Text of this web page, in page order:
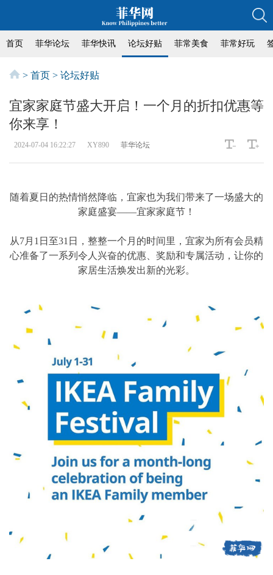
首页 菲华论坛 菲华快讯 论坛好贴 菲常美食 菲常好玩
> 首页 > 论坛好贴
宜家家庭节盛大开启！一个月的折扣优惠等
你来享！
2024-07-04 16:22:27 XY890 菲华论坛
随着夏日的热情悄然降临，宜家也为我们带来了一场盛大的
家庭盛宴——宜家家庭节！
从7月1日至31日，整整一个月的时间里，宜家为所有会员精
心准备了一系列令人兴奋的优惠、奖励和专属活动，让你的
家居生活焕发出新的光彩。